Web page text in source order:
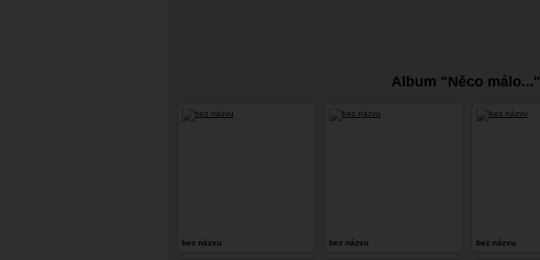
Album "Něco málo..."
bez názvu bez názvu bez názvu